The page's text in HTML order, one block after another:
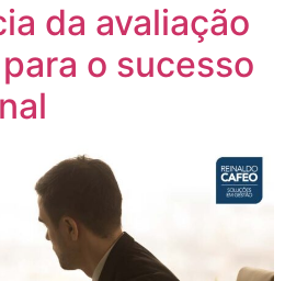
da avaliação
o sucesso